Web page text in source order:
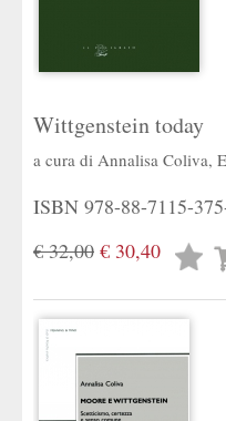
Wittgenstein today
a cura di Annalisa Coliva,
ISBN 978-88-7115-
€ 32,00 € 30,40
Lista